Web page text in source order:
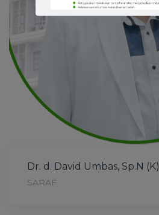
Dr. d. David Umbas, Sp.N (K)
SARAF